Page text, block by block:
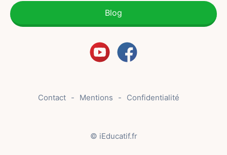
Blog
Contact Mentions Confidentialité
© iEducatif.fr